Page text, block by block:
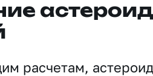
расчетам, астероид